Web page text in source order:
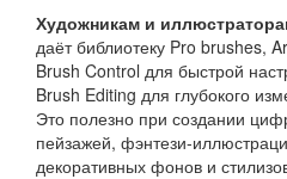
Художникам и
даёт библиотеку Pro brushes,
Brush Control для быстрой
Brush Editing для глубокого
Это полезно при создании
пейзажей, фэнтези-
декоративных фонов и